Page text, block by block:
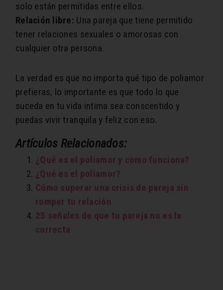
solo están permitidas entre ellos.
Relación libre: Una pareja que tiene permitido
tener relaciones sexuales o amorosas con
cualquier otra persona.
La verdad es que no importa qué tipo de poliamor
prefieras, lo importante es que todo lo que
suceda en tu vida intima sea conscentido y
puedas vivir tranquila y feliz con eso.
Artículos Relacionados:
¿Qué es el poliamor y como funciona?
¿Qué es el poliamor?
Cómo superar una crisis de pareja sin
romper tu relación
25 señales de que tu pareja no es la
correcta